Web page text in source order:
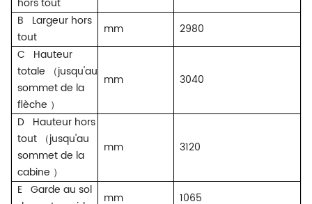
B
Largeur hors
tout
mm
2980
C
Hauteur
totale
（jusqu'au
sommet de la
flèche ）
mm 3040
D Hauteur hors
tout （jusqu'au
sommet de la
cabine ）
mm 3120
E Garde au sol
mm 1065